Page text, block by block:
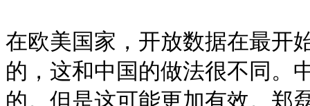
在欧美国家，开放数据在最开
的，这和中国的做法很不同。
的。但是这可能更加有效。郑